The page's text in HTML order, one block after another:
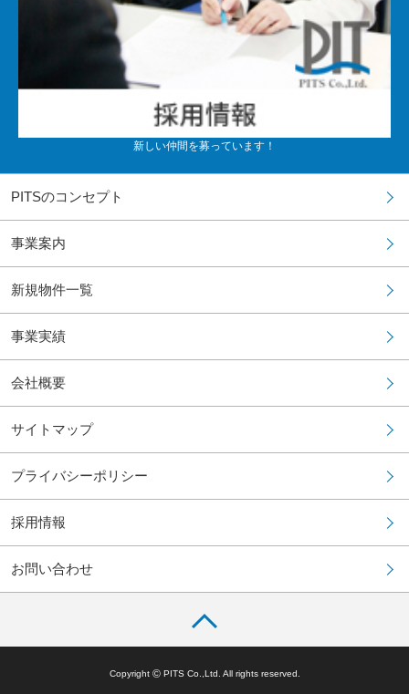
新しい仲間を募っています！
PITSのコンセプト
事業案内
新規物件一覧
事業実績
会社概要
サイトマップ
プライバシーポリシー
採用情報
お問い合わせ
Copyright ©PITS Co.,Ltd. All rights reserved.